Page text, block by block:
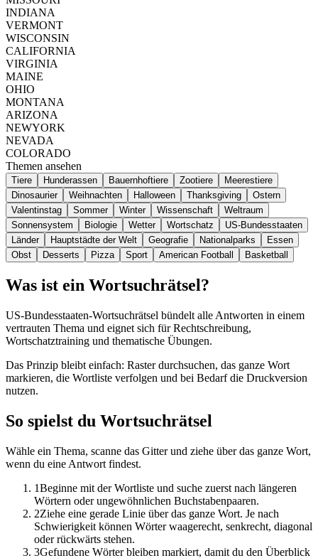
INDIANA
VERMONT
WISCONSIN
CALIFORNIA
VIRGINIA
MAINE
OHIO
MONTANA
ARIZONA
NEWYORK
NEVADA
COLORADO
Themen ansehen
Tiere Hunderassen Bauernhoftiere Zootiere
Meerestiere
Dinosaurier
Weihnachten Halloween Thanksgiving
Ostern
Valentinstag
Sommer Winter Wissenschaft
Weltraum
Sonnensystem
Biologie Wetter Wortschatz
US-Bundesstaaten
Länder
Hauptstädte der Welt Geografie Nationalparks
Essen
Obst
Desserts Pizza Sport American Football Basketball
Was ist ein Wortsuchrätsel?
US-Bundesstaaten-Wortsuchrätsel bündelt alle Antworten in einem
vertrauten Thema und eignet sich für Rechtschreibung,
Wortschatztraining und thematische Übungen.
Das Prinzip bleibt einfach: Raster durchsuchen, das ganze Wort
markieren, die Wortliste verfolgen und bei Bedarf die Druckversion
nutzen.
So spielst du Wortsuchrätsel
Wähle ein Thema, scanne das Gitter und ziehe über das ganze Wort,
wenn du eine Antwort findest.
1Beginne mit der Wortliste und suche zuerst nach längeren
Wörtern oder ungewöhnlichen Buchstabenpaaren.
2Ziehe eine gerade Linie über das ganze Wort. Je nach
Schwierigkeit können Wörter waagerecht, senkrecht, diagonal
oder rückwärts stehen.
3Gefundene Wörter bleiben markiert, damit du den Überblick